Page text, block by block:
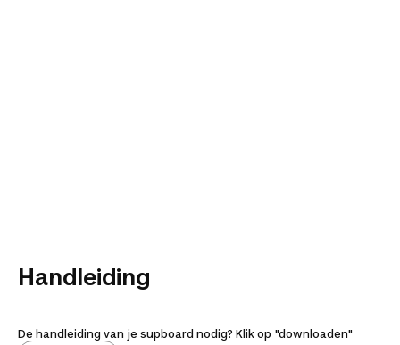
Handleiding
De handleiding van je supboard nodig? Klik op "downloaden"